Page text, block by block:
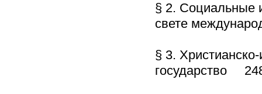
§ 2. Социальные
свете
§ 3.
государство